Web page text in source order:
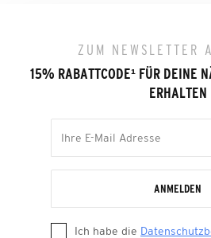
ZUM NEWSLETTER
15% RABATTCODE¹ FÜR DEINE
ERHALTEN
ANMELDEN
Ich habe die